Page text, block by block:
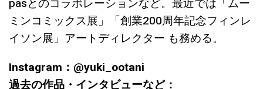
pasとのコラボレーションなど。最近では「ムー
ミンコミックス展」「創業200周年記念フィンレ
イソン展」アートディレクター も務める。
Instagram：@yuki_ootani
過去の作品・インタビューなど：